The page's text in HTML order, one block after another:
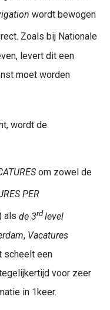
wordt bewogen
Zoals bij Nationale
levert dit een
moet worden
wordt de
om zowel de
PER
als de 3rdlevel
, Vacatures
scheelt een
voor zeer
in 1keer.